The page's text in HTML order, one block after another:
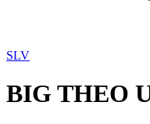
SLV
BIG THEO